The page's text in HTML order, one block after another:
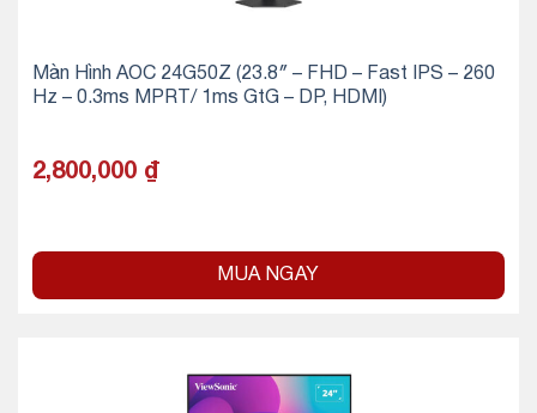
Màn Hình AOC 24G50Z (23.8″ – FHD – Fast IPS – 260
Hz – 0.3ms MPRT/ 1ms GtG – DP, HDMI)
2,800,000 ₫
MUA NGAY